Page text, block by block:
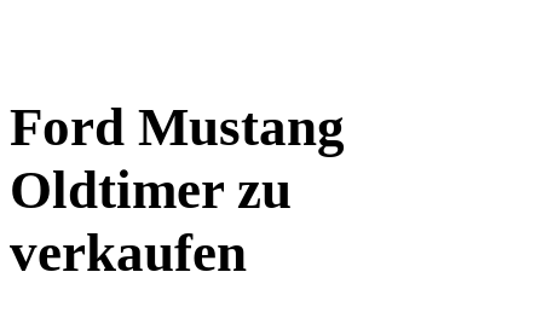
Ford Mustang
Oldtimer zu
verkaufen